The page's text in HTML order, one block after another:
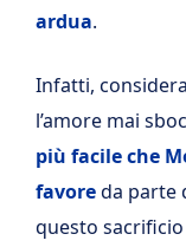
ardua.
Infatti,
l’amore mai
più facile che
favoreda parte
questo sacrificio